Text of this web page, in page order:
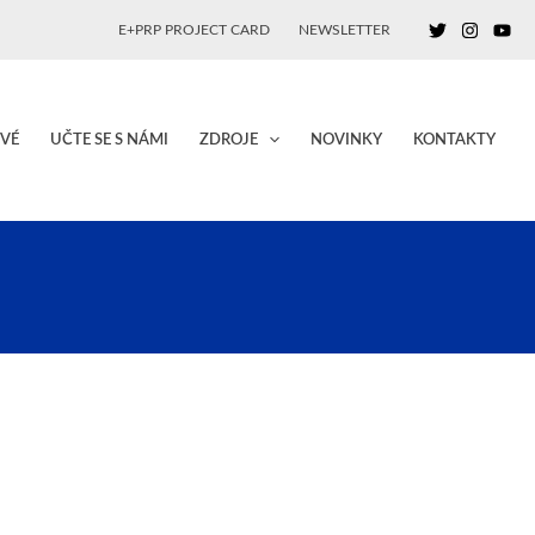
E+PRP PROJECT CARD NEWSLETTER
UČTE SE S NÁMI ZDROJE NOVINKY KONTAKTY